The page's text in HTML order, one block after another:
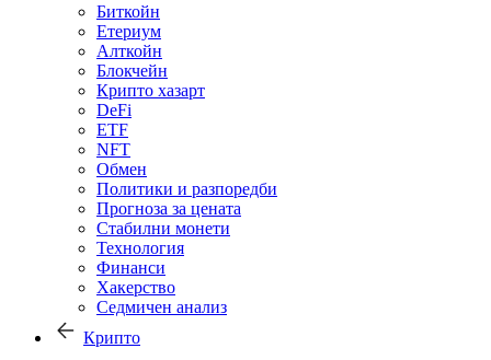
Биткойн
Етериум
Алткойн
Блокчейн
Крипто хазарт
DeFi
ETF
NFT
Обмен
Политики и разпоредби
Прогноза за цената
Стабилни монети
Технология
Финанси
Хакерство
Седмичен анализ
Крипто